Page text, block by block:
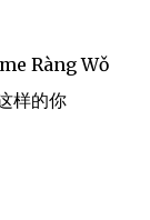
Ràng Wǒ
样的你